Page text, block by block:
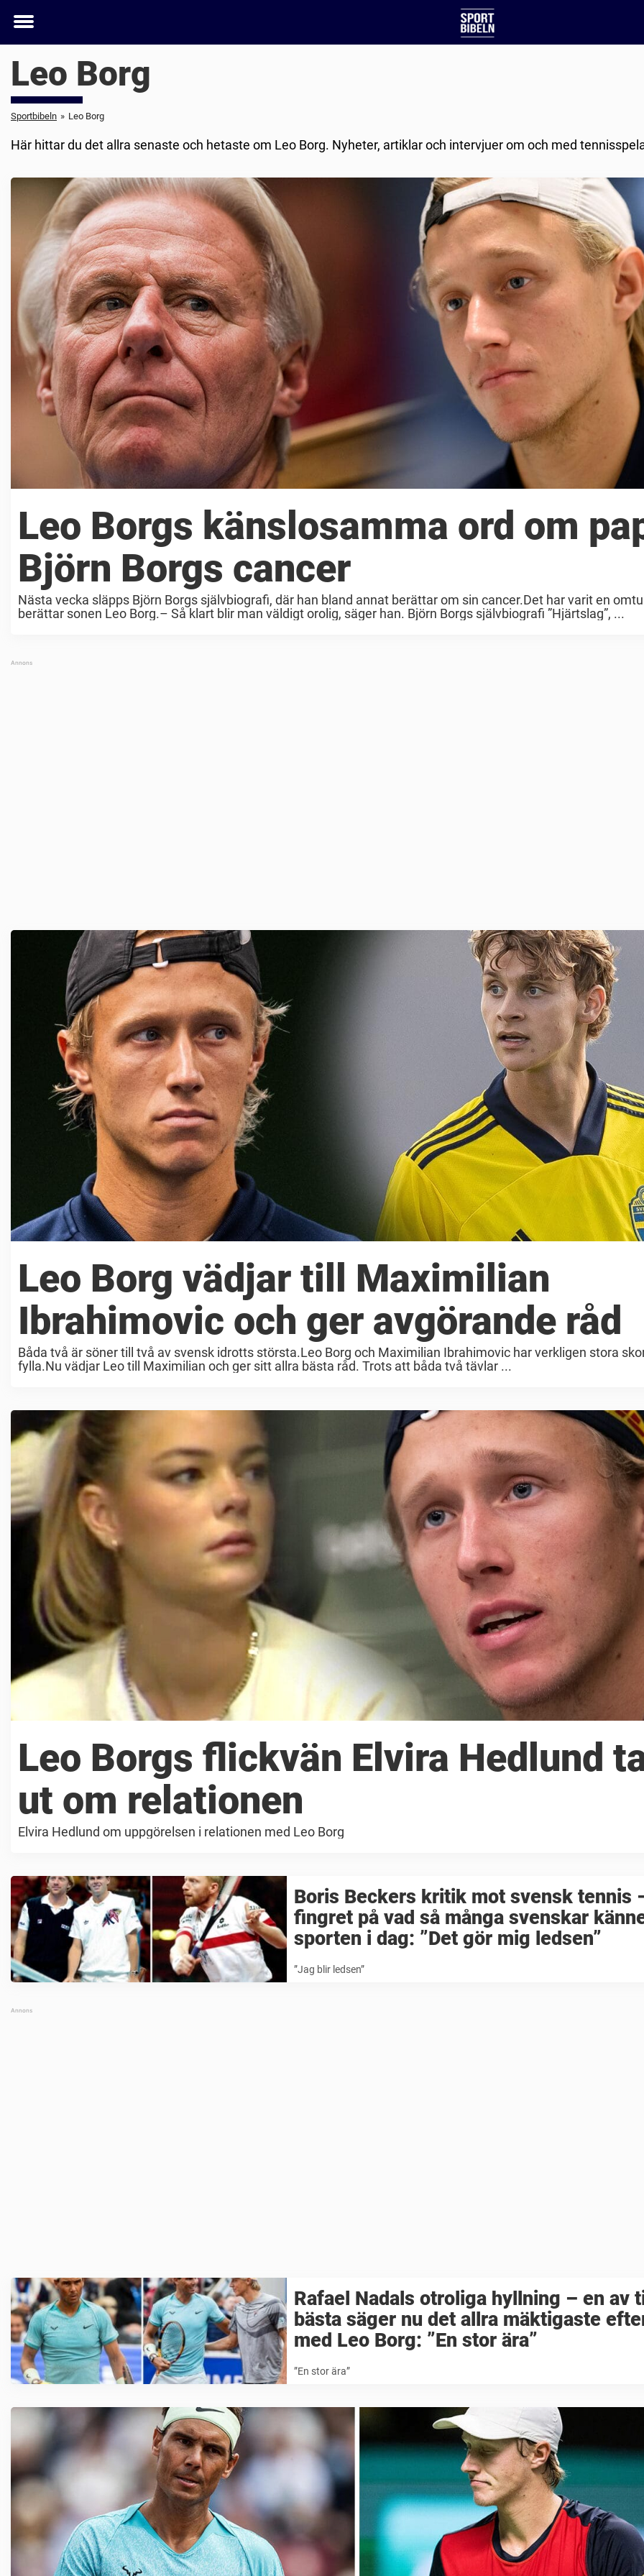
Toggle
Leo Borg
Sportbibeln » Leo Borg
Här hittar du det allra senaste och hetaste om Leo Borg. Nyheter, artiklar och intervjuer om och med
Leo Borgs känslosamma ord om
Björn Borgs cancer
Nästa vecka släpps Björn Borgs självbiografi, där han bland annat berättar om sin cancer.Det har varit en
berättar sonen Leo Borg.– Så klart blir man väldigt orolig, säger han. Björn Borgs självbiografi ”Hjärtslag”, ...
Leo Borg vädjar till Maximilian
Ibrahimovic och ger avgörande råd
Båda två är söner till två av svensk idrotts största.Leo Borg och Maximilian Ibrahimovic har verkligen stora
fylla.Nu vädjar Leo till Maximilian och ger sitt allra bästa råd. Trots att båda två tävlar ...
Leo Borgs flickvän Elvira Hedlund
ut om relationen
Elvira Hedlund om uppgörelsen i relationen med Leo Borg
Boris Beckers kritik mot svensk tennis
fingret på vad så många svenskar
sporten i dag: ”Det gör mig ledsen”
”Jag blir ledsen”
Rafael Nadals otroliga hyllning – en av
bästa säger nu det allra mäktigaste
med Leo Borg: ”En stor ära”
”En stor ära”